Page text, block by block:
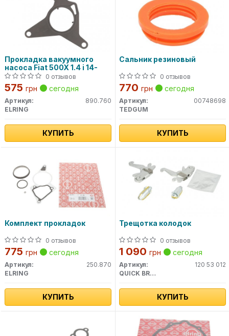
Прокладка вакуумного
насоса Fiat 500X 1.4 i 14-
0 отзывов
575 грн сегодня
Артикул:
890.760
ELRING
КУПИТЬ
Сальник резиновый
0 отзывов
770 грн сегодня
Артикул:
00748698
TEDGUM
КУПИТЬ
Комплект прокладок
0 отзывов
775 грн сегодня
Артикул:
250.870
ELRING
КУПИТЬ
Трещотка колодок
0 отзывов
1 090 грн сегодня
Артикул:
120 53 012
QUICK BRAKE
КУПИТЬ